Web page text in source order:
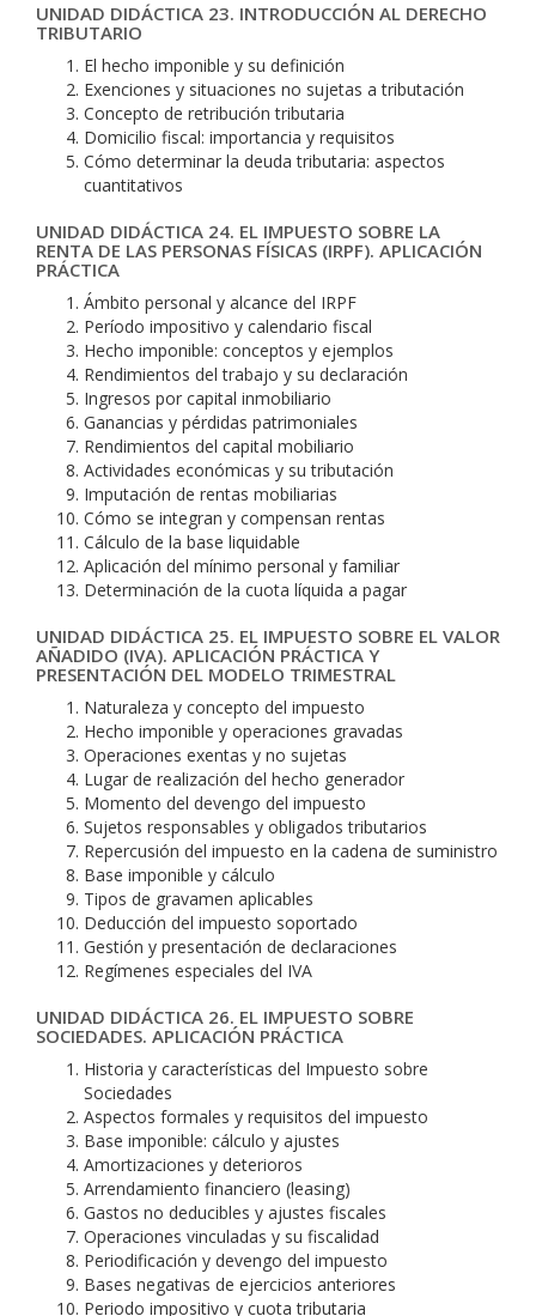
UNIDAD DIDÁCTICA 23. INTRODUCCIÓN AL DERECHO
TRIBUTARIO
El hecho imponible y su definición
Exenciones y situaciones no sujetas a tributación
Concepto de retribución tributaria
Domicilio fiscal: importancia y requisitos
Cómo determinar la deuda tributaria: aspectos
cuantitativos
UNIDAD DIDÁCTICA 24. EL IMPUESTO SOBRE LA
RENTA DE LAS PERSONAS FÍSICAS (IRPF). APLICACIÓN
PRÁCTICA
Ámbito personal y alcance del IRPF
Período impositivo y calendario fiscal
Hecho imponible: conceptos y ejemplos
Rendimientos del trabajo y su declaración
Ingresos por capital inmobiliario
Ganancias y pérdidas patrimoniales
Rendimientos del capital mobiliario
Actividades económicas y su tributación
Imputación de rentas mobiliarias
Cómo se integran y compensan rentas
Cálculo de la base liquidable
Aplicación del mínimo personal y familiar
Determinación de la cuota líquida a pagar
UNIDAD DIDÁCTICA 25. EL IMPUESTO SOBRE EL VALOR
AÑADIDO (IVA). APLICACIÓN PRÁCTICA Y
PRESENTACIÓN DEL MODELO TRIMESTRAL
Naturaleza y concepto del impuesto
Hecho imponible y operaciones gravadas
Operaciones exentas y no sujetas
Lugar de realización del hecho generador
Momento del devengo del impuesto
Sujetos responsables y obligados tributarios
Repercusión del impuesto en la cadena de suministro
Base imponible y cálculo
Tipos de gravamen aplicables
Deducción del impuesto soportado
Gestión y presentación de declaraciones
Regímenes especiales del IVA
UNIDAD DIDÁCTICA 26. EL IMPUESTO SOBRE
SOCIEDADES. APLICACIÓN PRÁCTICA
Historia y características del Impuesto sobre
Sociedades
Aspectos formales y requisitos del impuesto
Base imponible: cálculo y ajustes
Amortizaciones y deterioros
Arrendamiento financiero (leasing)
Gastos no deducibles y ajustes fiscales
Operaciones vinculadas y su fiscalidad
Periodificación y devengo del impuesto
Bases negativas de ejercicios anteriores
Periodo impositivo y cuota tributaria